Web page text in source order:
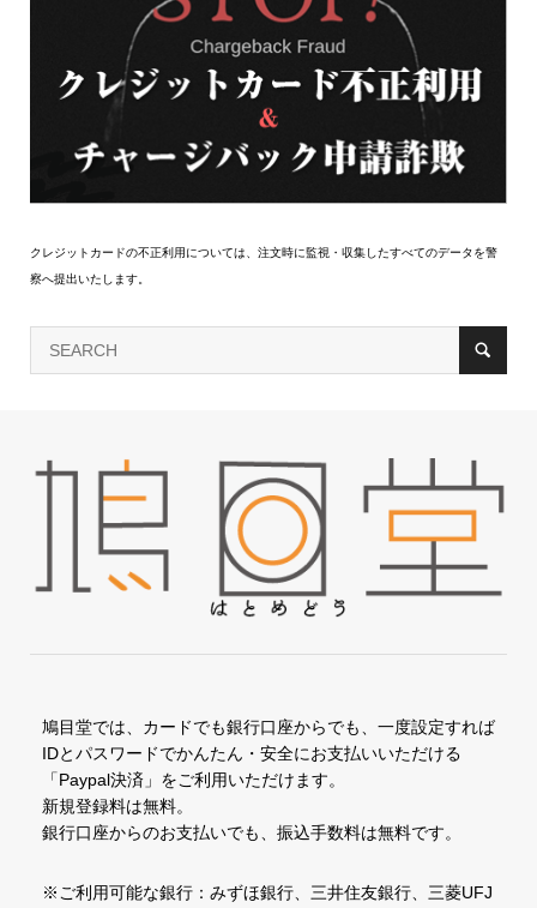
クレジットカードの不正利用については、注文時に監視・収集したすべてのデータを警
察へ提出いたします。
鳩目堂では、カードでも銀行口座からでも、一度設定すれば
IDとパスワードでかんたん・安全にお支払いいただける
「Paypal決済」をご利用いただけます。
新規登録料は無料。
銀行口座からのお支払いでも、振込手数料は無料です。
※ご利用可能な銀行：みずほ銀行、三井住友銀行、三菱UFJ